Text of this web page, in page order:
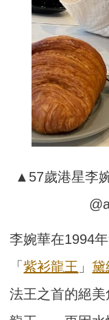
▲57歲港星李
李婉華在1994
「紫衫龍王 」黛
法王之首的絕